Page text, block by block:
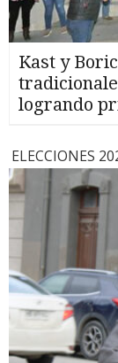
Kast y
logrando
ELECCIONES